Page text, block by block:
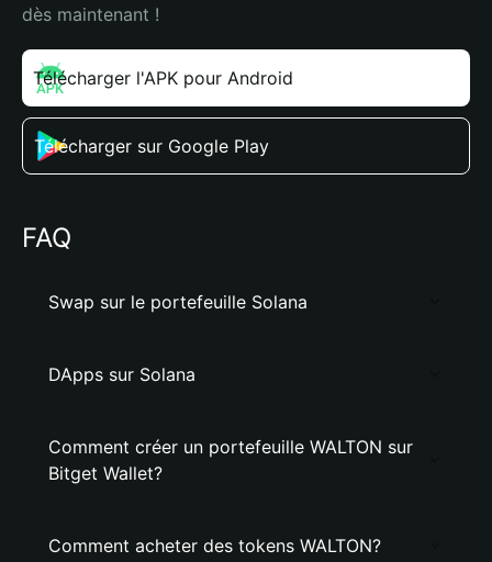
dès maintenant !
Télécharger l'APK pour Android
Télécharger sur Google Play
FAQ
Swap sur le portefeuille Solana
DApps sur Solana
Comment créer un portefeuille WALTON sur
Bitget Wallet?
Comment acheter des tokens WALTON?